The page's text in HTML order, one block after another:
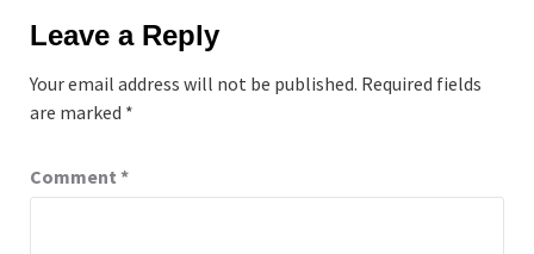
Leave a Reply
Your email address will not be published. Required fields
are marked *
Comment *